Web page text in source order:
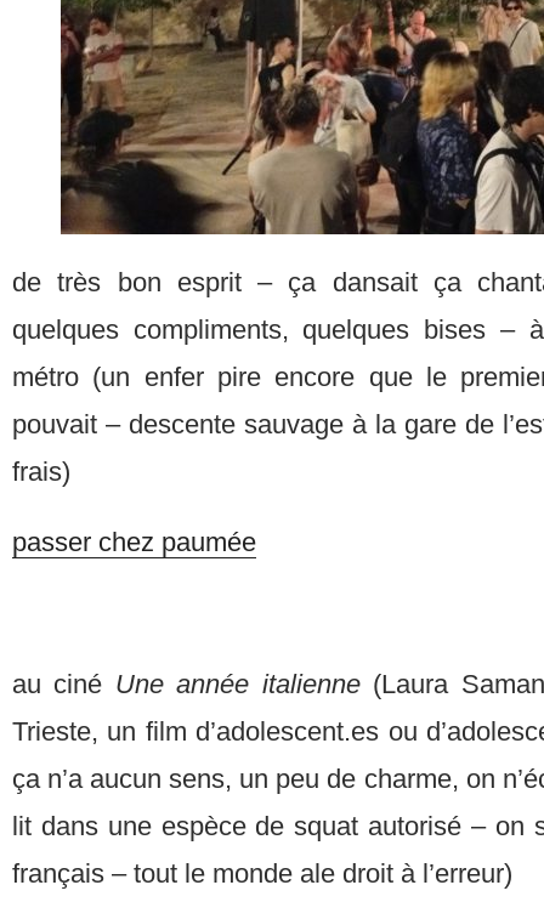
de très bon esprit – ça dansait ça
quelques compliments, quelques bises –
métro (un enfer pire encore que le
pouvait – descente sauvage à la gare de
frais)
passer chez paumée
au ciné Une année italienne (Laura
Trieste, un film d’adolescent.es ou
ça n’a aucun sens, un peu de charme, on
lit dans une espèce de squat autorisé – on
français – tout le monde ale droit à l’erreur)